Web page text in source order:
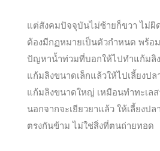
แต่สังคมปัจจุบันไม่ซ้ายก็ขวา ไม่ผิ
ต้องมีกฏหมายเป็นตัวกำหนด พร้อ
ปัญหาน้ำท่วมที่บอกให้ไปทำแก้มลิ
แก้มลิงขนาดเล็กแล้วให้ไปเลี้ยงป
แก้มลิงขนาดใหญ่ เหมือนทำทะเล
นอกจากจะเยียวยาแล้ว ให้เลี้ยงป
ตรงกันข้าม ไม่ใช่สิ่งที่ตนถ่ายทอด